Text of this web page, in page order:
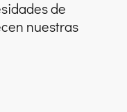
de
nuestras